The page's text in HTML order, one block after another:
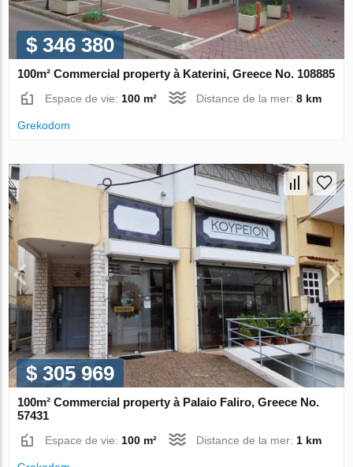
$ 346 380
100m² Commercial property à Katerini, Greece No. 108885
Espace de vie: 100 m² Distance de la mer:8 km
Grekodom
$ 305 969
100m² Commercial property à Palaio Faliro, Greece No.
57431
Espace de vie: 100 m² Distance de la mer: 1 km